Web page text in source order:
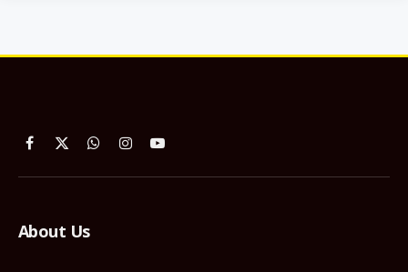
Facebook
X
WhatsApp
InstagramYouTube
About Us